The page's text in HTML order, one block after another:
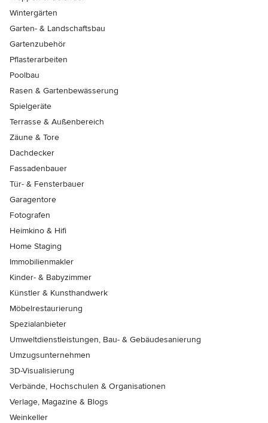
Wintergärten
Garten- & Landschaftsbau
Gartenzubehör
Pflasterarbeiten
Poolbau
Rasen & Gartenbewässerung
Spielgeräte
Terrasse & Außenbereich
Zäune & Tore
Dachdecker
Fassadenbauer
Tür- & Fensterbauer
Garagentore
Fotografen
Heimkino & Hifi
Home Staging
Immobilienmakler
Kinder- & Babyzimmer
Künstler & Kunsthandwerk
Möbelrestaurierung
Spezialanbieter
Umweltdienstleistungen, Bau- & Gebäudesanierung
Umzugsunternehmen
3D-Visualisierung
Verbände, Hochschulen & Organisationen
Verlage, Magazine & Blogs
Weinkeller